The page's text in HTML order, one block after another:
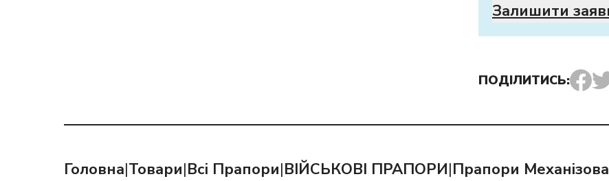
Залишити
ПОДІЛИТИСЬ:
Головна|Товари|Всі Прапори|ВІЙСЬКОВІ ПРАПОРИ|Прапори